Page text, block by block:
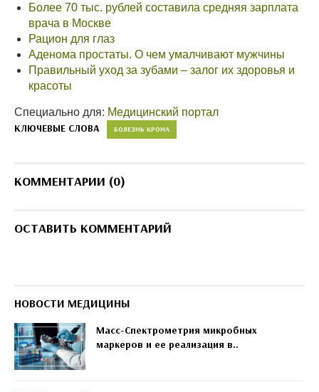
Более 70 тыс. рублей составила средняя зарплата
врача в Москве
Рацион для глаз
Аденома простаты. О чем умалчивают мужчины
Правильный уход за зубами – залог их здоровья и
красоты
Специально для: Медицинский портал
КЛЮЧЕВЫЕ СЛОВА БОЛЕЗНЬ КРОНА
КОММЕНТАРИИ (0)
ОСТАВИТЬ КОММЕНТАРИЙ
НОВОСТИ МЕДИЦИНЫ
Масс-Спектрометрия микробных
маркеров и ее реализация в..